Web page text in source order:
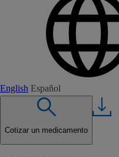
English Español
Cotizar un medicamento